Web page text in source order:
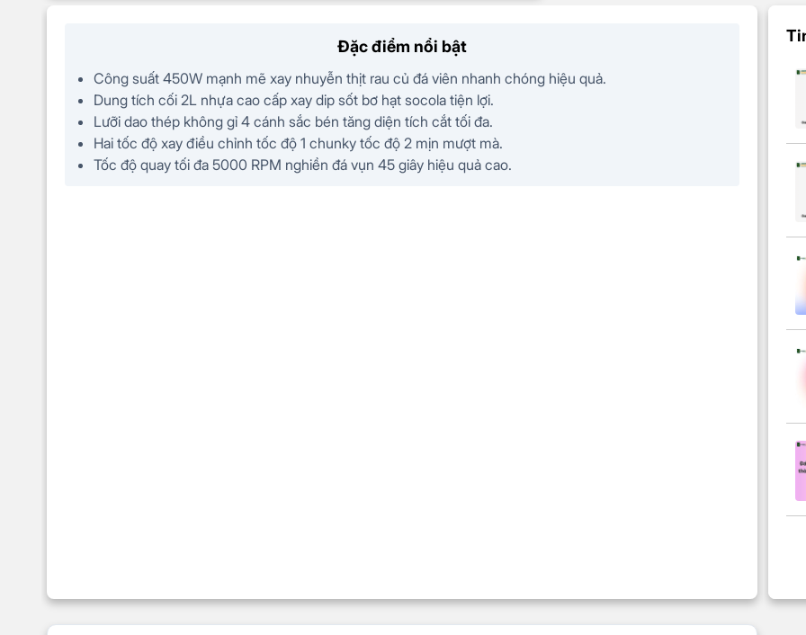
Đặc điểm nổi bật
Công suất 450W mạnh mẽ xay nhuyễn thịt rau củ đá viên nhanh chóng hiệu quả.
Dung tích cối 2L nhựa cao cấp xay dip sốt bơ hạt socola tiện lợi.
Lưỡi dao thép không gỉ 4 cánh sắc bén tăng diện tích cắt tối đa.
Hai tốc độ xay điều chỉnh tốc độ 1 chunky tốc độ 2 mịn mượt mà.
Tốc độ quay tối đa 5000 RPM nghiền đá vụn 45 giây hiệu quả cao.